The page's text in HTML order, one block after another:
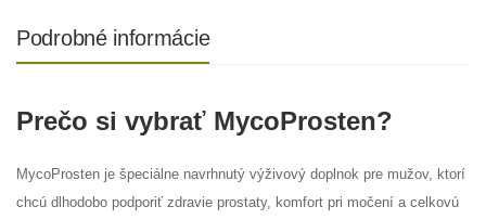
Podrobné informácie
Prečo si vybrať MycoProsten?
MycoProsten je špeciálne navrhnutý výživový doplnok pre mužov, ktorí
chcú dlhodobo podporiť zdravie prostaty, komfort pri močení a celkovú